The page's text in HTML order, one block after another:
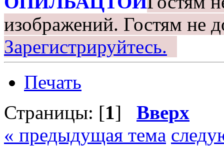
изображений. Гостям не
Зарегистрируйтесь.
Печать
Страницы: [1] Вверх
« предыдущая тема